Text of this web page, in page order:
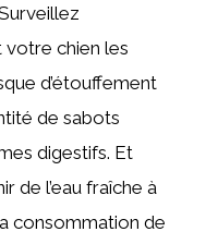
chien les
d’étouffement
de sabots
digestifs. Et
de l’eau fraîche à
consommation de